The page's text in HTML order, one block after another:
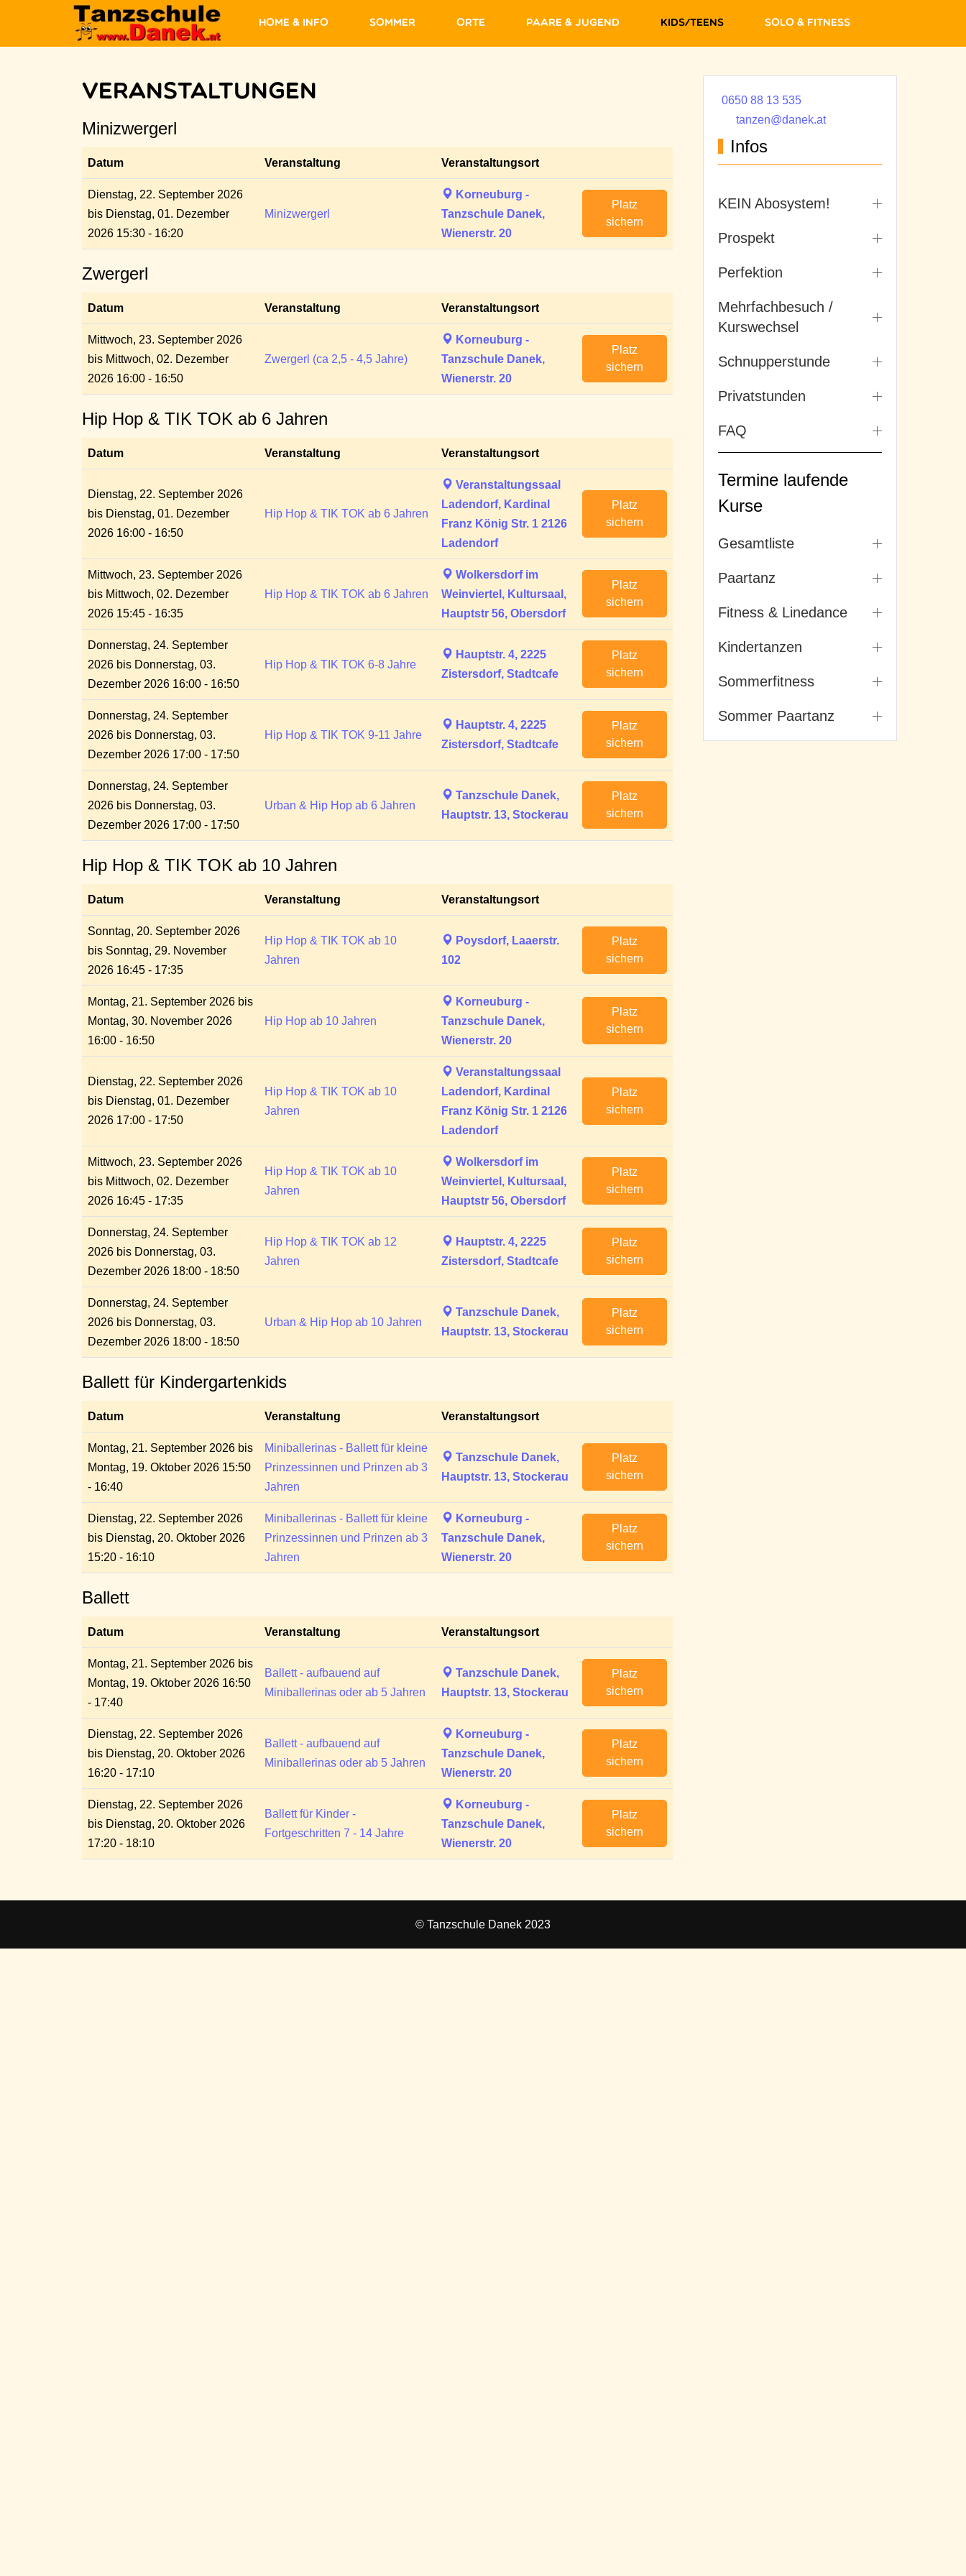
Home & Info Sommer Orte Paare & Jugend Kids/Teens Solo & Fitness
Veranstaltungen
Minizwergerl
Datum Veranstaltung Veranstaltungsort
Dienstag, 22. September 2026
bis Dienstag, 01. Dezember
2026 15:30 - 16:20
Minizwergerl
Korneuburg -
Tanzschule Danek,
Wienerstr. 20
Platz
sichern
Zwergerl
Datum Veranstaltung Veranstaltungsort
Mittwoch, 23. September 2026
bis Mittwoch, 02. Dezember
2026 16:00 - 16:50
Zwergerl (ca 2,5 - 4,5 Jahre)
Korneuburg -
Tanzschule Danek,
Wienerstr. 20
Platz
sichern
Hip Hop & TIK TOK ab 6 Jahren
Datum Veranstaltung Veranstaltungsort
Dienstag, 22. September 2026
bis Dienstag, 01. Dezember
2026 16:00 - 16:50
Hip Hop & TIK TOK ab 6 Jahren
Veranstaltungssaal
Ladendorf, Kardinal
Franz König Str. 1 2126
Ladendorf
Platz
sichern
Mittwoch, 23. September 2026
bis Mittwoch, 02. Dezember
2026 15:45 - 16:35
Hip Hop & TIK TOK ab 6 Jahren
Wolkersdorf im
Weinviertel, Kultursaal,
Hauptstr 56, Obersdorf
Platz
sichern
Donnerstag, 24. September
2026 bis Donnerstag, 03.
Dezember 2026 16:00 - 16:50
Hip Hop & TIK TOK 6-8 Jahre
Hauptstr. 4, 2225
Zistersdorf, Stadtcafe
Platz
sichern
Donnerstag, 24. September
2026 bis Donnerstag, 03.
Dezember 2026 17:00 - 17:50
Hip Hop & TIK TOK 9-11 Jahre
Hauptstr. 4, 2225
Zistersdorf, Stadtcafe
Platz
sichern
Donnerstag, 24. September
2026 bis Donnerstag, 03.
Dezember 2026 17:00 - 17:50
Urban & Hip Hop ab 6 Jahren
Tanzschule Danek,
Hauptstr. 13, Stockerau
Platz
sichern
Hip Hop & TIK TOK ab 10 Jahren
Datum Veranstaltung Veranstaltungsort
Sonntag, 20. September 2026
bis Sonntag, 29. November
2026 16:45 - 17:35
Hip Hop & TIK TOK ab 10
Jahren
Poysdorf, Laaerstr.
102
Platz
sichern
Montag, 21. September 2026 bis
Montag, 30. November 2026
16:00 - 16:50
Hip Hop ab 10 Jahren
Korneuburg -
Tanzschule Danek,
Wienerstr. 20
Platz
sichern
Dienstag, 22. September 2026
bis Dienstag, 01. Dezember
2026 17:00 - 17:50
Hip Hop & TIK TOK ab 10
Jahren
Veranstaltungssaal
Ladendorf, Kardinal
Franz König Str. 1 2126
Ladendorf
Platz
sichern
Mittwoch, 23. September 2026
bis Mittwoch, 02. Dezember
2026 16:45 - 17:35
Hip Hop & TIK TOK ab 10
Jahren
Wolkersdorf im
Weinviertel, Kultursaal,
Hauptstr 56, Obersdorf
Platz
sichern
Donnerstag, 24. September
2026 bis Donnerstag, 03.
Dezember 2026 18:00 - 18:50
Hip Hop & TIK TOK ab 12
Jahren
Hauptstr. 4, 2225
Zistersdorf, Stadtcafe
Platz
sichern
Donnerstag, 24. September
2026 bis Donnerstag, 03.
Dezember 2026 18:00 - 18:50
Urban & Hip Hop ab 10 Jahren
Tanzschule Danek,
Hauptstr. 13, Stockerau
Platz
sichern
Ballett für Kindergartenkids
Datum Veranstaltung Veranstaltungsort
Montag, 21. September 2026 bis
Montag, 19. Oktober 2026 15:50
- 16:40
Miniballerinas - Ballett für kleine
Prinzessinnen und Prinzen ab 3
Jahren
Tanzschule Danek,
Hauptstr. 13, Stockerau
Platz
sichern
Dienstag, 22. September 2026
bis Dienstag, 20. Oktober 2026
15:20 - 16:10
Miniballerinas - Ballett für kleine
Prinzessinnen und Prinzen ab 3
Jahren
Korneuburg -
Tanzschule Danek,
Wienerstr. 20
Platz
sichern
Ballett
Datum Veranstaltung Veranstaltungsort
Montag, 21. September 2026 bis
Montag, 19. Oktober 2026 16:50
- 17:40
Ballett - aufbauend auf
Miniballerinas oder ab 5 Jahren
Tanzschule Danek,
Hauptstr. 13, Stockerau
Platz
sichern
Dienstag, 22. September 2026
bis Dienstag, 20. Oktober 2026
16:20 - 17:10
Ballett - aufbauend auf
Miniballerinas oder ab 5 Jahren
Korneuburg -
Tanzschule Danek,
Wienerstr. 20
Platz
sichern
Dienstag, 22. September 2026
bis Dienstag, 20. Oktober 2026
17:20 - 18:10
Ballett für Kinder -
Fortgeschritten 7 - 14 Jahre
Korneuburg -
Tanzschule Danek,
Wienerstr. 20
Platz
sichern
0650 88 13 535
tanzen@danek.at
Infos
KEIN Abosystem!
Prospekt
Perfektion
Mehrfachbesuch /
Kurswechsel
Schnupperstunde
Privatstunden
FAQ
Termine laufende
Kurse
Gesamtliste
Paartanz
Fitness & Linedance
Kindertanzen
Sommerfitness
Sommer Paartanz
© Tanzschule Danek 2023